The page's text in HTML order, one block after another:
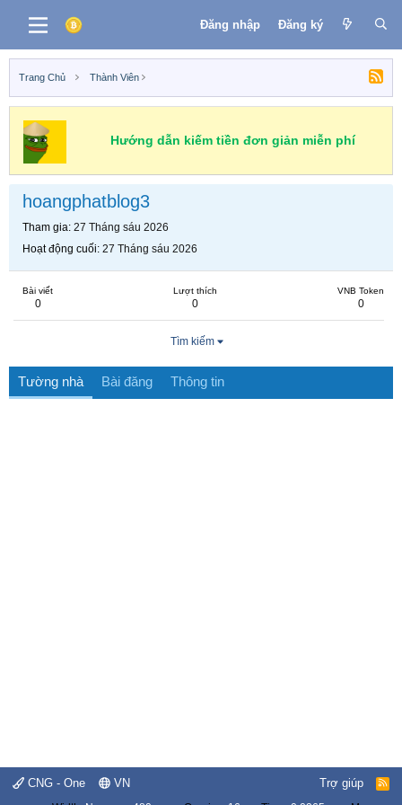
Đăng nhập Đăng ký
Trang Chủ Thành Viên
Hướng dẫn kiếm tiền đơn giản miễn phí
hoangphatblog3
Tham gia 27 Tháng sáu 2026
Hoạt động cuối 27 Tháng sáu 2026
Bài viết
0
Lượt thích
0
VNB Token
0
Tìm kiếm
Tường nhà Bài đăng Thông tin
CNG - One VN Trợ giúp
R